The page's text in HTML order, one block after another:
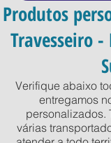
Produtos
Travesseiro
Verifique abaixo
entregamos
personalizados.
várias